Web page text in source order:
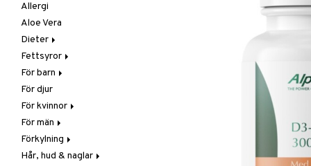
Allergi
Aloe Vera
Dieter
Glutenintolerans
LCHF
Raw Food
Fettsyror
Marina fettsyror
Veg fettsyror
För barn
Fettsyror
Hudvård
Vitamin & mineral
För djur
För kvinnor
Graviditet & amning
Klimakterie & PMS
Näringstillskott
För män
Näringstillskott
Övriga
Förkylning
C-vitamin
Hår, hud & naglar